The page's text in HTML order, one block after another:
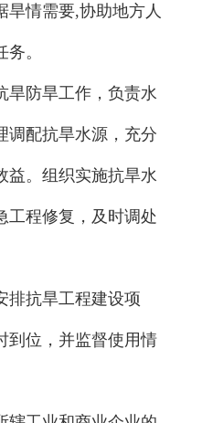
情需要,协助地方人
。
防旱工作，负责水
调配抗旱水源，充分
益。组织实施抗旱水
工程修复，及时调处
抗旱工程建设项
到位，并监督使用情